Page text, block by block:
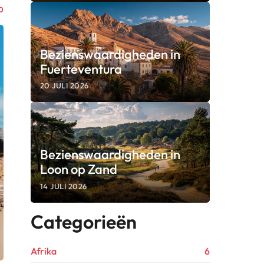
Bezienswaardigheden in
Fuerteventura
20 JULI 2026
Bezienswaardigheden in
Loon op Zand
14 JULI 2026
Categorieën
Afrika 6